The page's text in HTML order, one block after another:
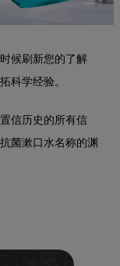
候刷新您的了解
科学经验。
信历史的所有信
菌漱口水名称的渊